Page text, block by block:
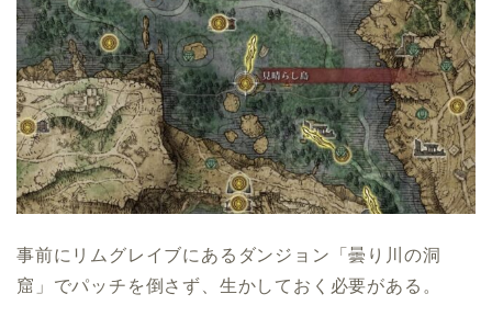
事前にリムグレイブにあるダンジョン「曇り川の洞
窟」でパッチを倒さず、生かしておく必要がある。